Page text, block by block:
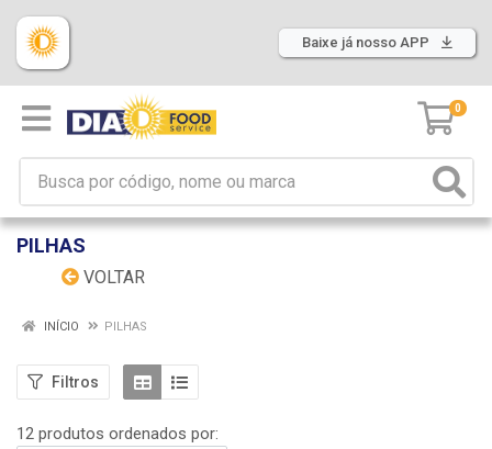
Baixe já nosso APP
0
PILHAS
VOLTAR
INÍCIO PILHAS
Filtros
12 produtos ordenados por: